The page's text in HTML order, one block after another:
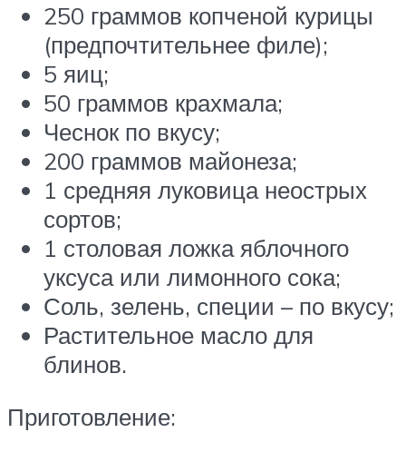
250 граммов копченой курицы
(предпочтительнее филе);
5 яиц;
50 граммов крахмала;
Чеснок по вкусу;
200 граммов майонеза;
1 средняя луковица неострых
сортов;
1 столовая ложка яблочного
уксуса или лимонного сока;
Соль, зелень, специи – по вкусу;
Растительное масло для
блинов.
Приготовление: